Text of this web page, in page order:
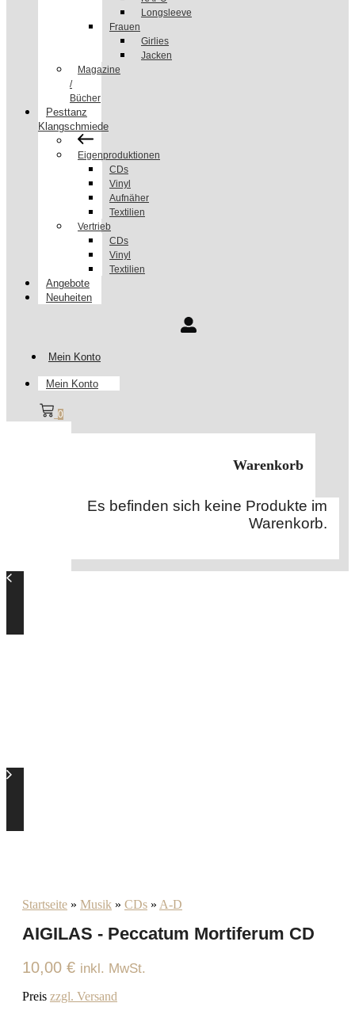
Longsleeve
Frauen
Girlies
Jacken
Magazine
/
Bücher
Pesttanz
Klangschmiede
Eigenproduktionen
CDs
Vinyl
Aufnäher
Textilien
Vertrieb
CDs
Vinyl
Textilien
Angebote
Neuheiten
Mein Konto
Mein Konto
0
Warenkorb
Es befinden sich keine Produkte im
Warenkorb.
Startseite » Musik » CDs » A-D
AIGILAS - Peccatum Mortiferum CD
10,00 € inkl. MwSt.
Preis zzgl. Versand